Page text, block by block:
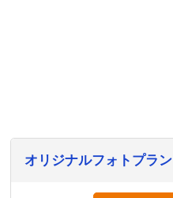
オリジナルフォトプラン